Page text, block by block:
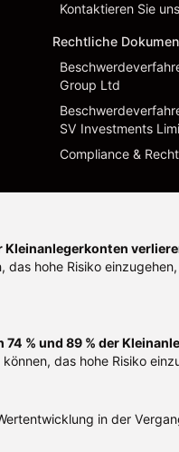
Kontaktieren Sie uns
Rechtliche
Group Ltd
SV Investments
Compliance &
Kleinanlegerkonten
das hohe Risiko
74 % und 89 % der
das hohe Risiko
in der